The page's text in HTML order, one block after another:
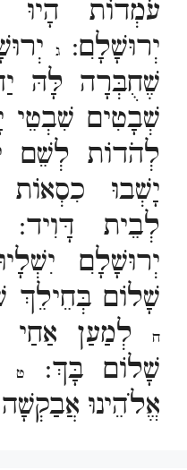
עֹמְדוֹת הָיוּ
יְרוּשָׁלִָם:
ג
שֶׁחֻבְּרָה לָּהּ
שְׁבָטִים שִׁבְטֵי
לְהֹדוֹת לְשֵׁם
יָשְׁבוּ
לְבֵית דָּוִיד:
יְרוּשָׁלִָם
שָׁלוֹם בְּחֵילֵךְ
ח
לְמַעַן אַחַי
שָׁלוֹם בָּךְ:
ט
אֱלֹהֵינוּ